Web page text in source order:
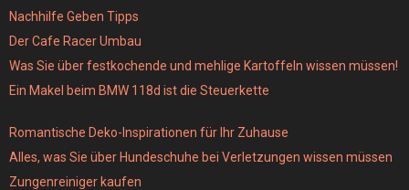
Nachhilfe Geben Tipps
Der Cafe Racer Umbau
Was Sie über festkochende und mehlige Kartoffeln wissen müssen!
Ein Makel beim BMW 118d ist die Steuerkette
Romantische Deko-Inspirationen für Ihr Zuhause
Alles, was Sie über Hundeschuhe bei Verletzungen wissen müssen
Zungenreiniger kaufen